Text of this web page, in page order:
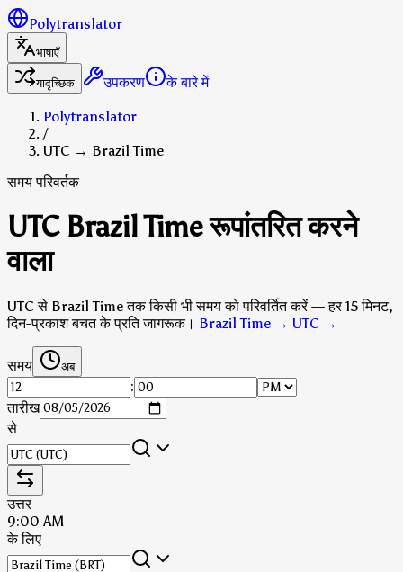
Polytranslator
भाषाएँ
यादृच्छिक
उपकरण
के बारे में
Polytranslator
/
UTC → Brazil Time
समय परिवर्तक
UTC Brazil Time रूपांतरित करने
वाला
UTC से Brazil Time तक किसी भी समय को परिवर्तित करें — हर 15 मिनट,
दिन-प्रकाश बचत के प्रति जागरूक। Brazil Time → UTC →
समय अब
:
तारीख
से
उत्तर
9:00 AM
के लिए